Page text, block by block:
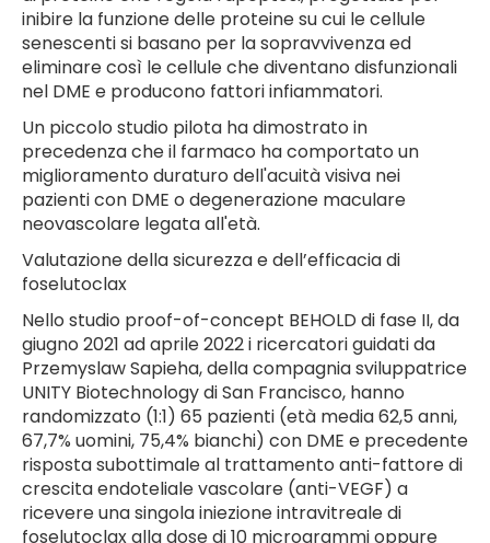
inibire la funzione delle proteine ​​su cui le cellule
senescenti si basano per la sopravvivenza ed
eliminare così le cellule che diventano disfunzionali
nel DME e producono fattori infiammatori.
Un piccolo studio pilota ha dimostrato in
precedenza che il farmaco ha comportato un
miglioramento duraturo dell'acuità visiva nei
pazienti con DME o degenerazione maculare
neovascolare legata all'età.
Valutazione della sicurezza e dell’efficacia di
foselutoclax
Nello studio proof-of-concept BEHOLD di fase II, da
giugno 2021 ad aprile 2022 i ricercatori guidati da
Przemyslaw Sapieha, della compagnia sviluppatrice
UNITY Biotechnology di San Francisco, hanno
randomizzato (1:1) 65 pazienti (età media 62,5 anni,
67,7% uomini, 75,4% bianchi) con DME e precedente
risposta subottimale al trattamento anti-fattore di
crescita endoteliale vascolare (anti-VEGF) a
ricevere una singola iniezione intravitreale di
foselutoclax alla dose di 10 microgrammi oppure